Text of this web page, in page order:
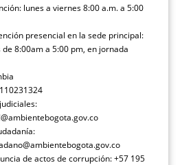
lunes a viernes 8:00 a.m. a 5:00
presencial en la sede principal:
8:00am a 5:00 pm, en jornada
de actos de corrupción: +57 195